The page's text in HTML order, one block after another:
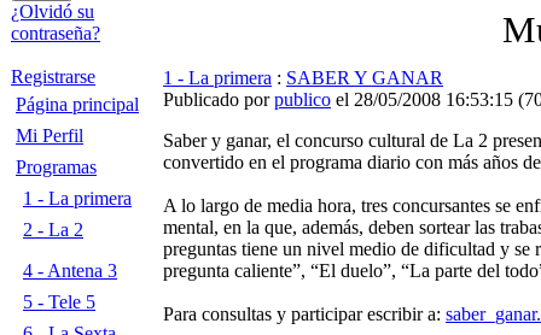
¿Olvidó su
contraseña?
Registrarse
Página principal
Mi Perfil
Programas
1 - La primera
2 - La 2
4 - Antena 3
5 - Tele 5
1 - La primera : SABER Y GANAR
Publicado porpublico el 28/05/2008 16:53:15 (
Saber y ganar, el concurso cultural de La 2
convertido en el programa diario con más años
A lo largo de media hora, tres concursantes se
mental, en la que, además, deben sortear las
preguntas tiene un nivel medio de dificultad y se
pregunta caliente”, “El duelo”, “La parte del
Para consultas y participar escribir a: